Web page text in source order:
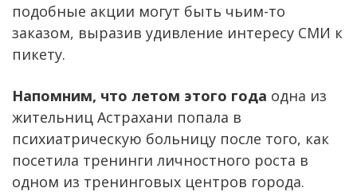
подобные акции могут быть чьим-то
заказом, выразив удивление интересу СМИ к
пикету.
Напомним, что летом этого года одна из
жительниц Астрахани попала в
психиатрическую больницу после того, как
посетила тренинги личностного роста в
одном из тренинговых центров города.